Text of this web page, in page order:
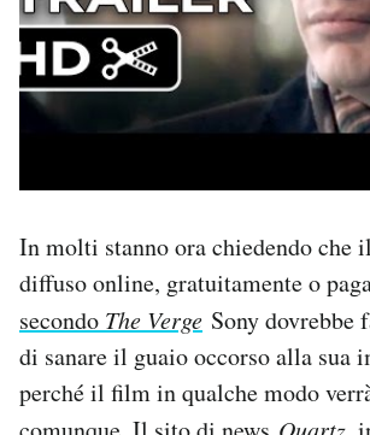
In molti stanno ora chiedendo che
diffuso online, gratuitamente o
secondo The Verge Sony dovrebbe
di sanare il guaio occorso alla sua
perché il film in qualche modo
Quartz